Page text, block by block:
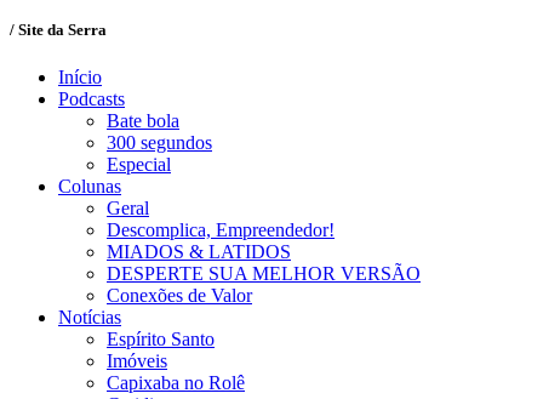
/ Site da Serra
Início
Podcasts
Bate bola
300 segundos
Especial
Colunas
Geral
Descomplica, Empreendedor!
MIADOS & LATIDOS
DESPERTE SUA MELHOR VERSÃO
Conexões de Valor
Notícias
Espírito Santo
Imóveis
Capixaba no Rolê